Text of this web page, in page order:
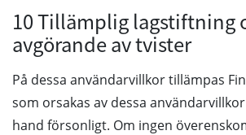
10 Tillämplig lagstiftning
avgörande av tvister
På dessa användarvillkor tillämpas
som orsakas av dessa
hand försonligt. Om ingen